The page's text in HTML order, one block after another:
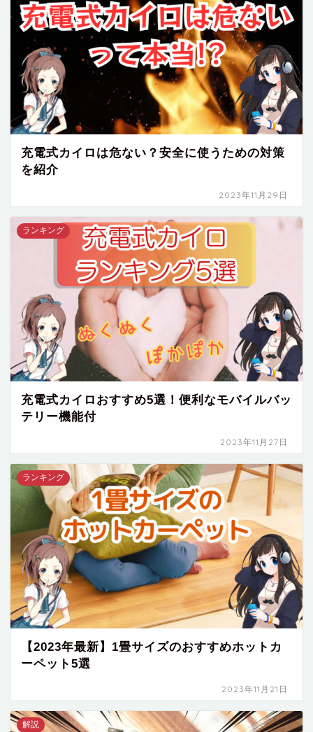
充電式カイロは危ない？安全に使うための対策
を紹介
2023年11月29日
ランキング
充電式カイロおすすめ5選！便利なモバイルバッ
テリー機能付
2023年11月27日
ランキング
【2023年最新】1畳サイズのおすすめホットカ
ーペット5選
2023年11月21日
解説